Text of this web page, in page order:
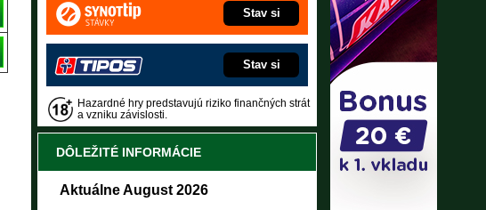
Stav si
Stav si
Hazardné hry predstavujú riziko finančných strát
a vzniku závislosti.
DÔLEŽITÉ INFORMÁCIE
Aktuálne August 2026